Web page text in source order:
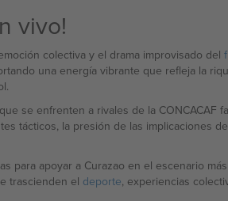
vivo!
colectiva y el drama improvisado del
una energía vibrante que refleja la
se enfrenten a rivales de la CONCACAF
tácticos, la presión de las implicaciones
para apoyar a Curazao en el escenario
trascienden el deporte, experiencias